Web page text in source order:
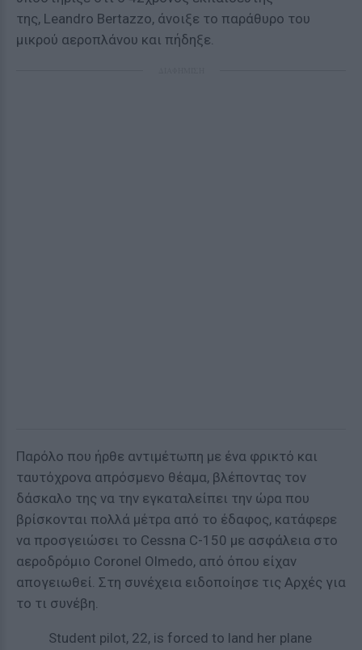
της, Leandro Bertazzo, άνοιξε το παράθυρο του
μικρού αεροπλάνου και πήδηξε.
Παρόλο που ήρθε αντιμέτωπη με ένα φρικτό και
ταυτόχρονα απρόσμενο θέαμα, βλέποντας τον
δάσκαλο της να την εγκαταλείπει την ώρα που
βρίσκονται πολλά μέτρα από το έδαφος, κατάφερε
να προσγειώσει το Cessna C-150 με ασφάλεια στο
αεροδρόμιο Coronel Olmedo, από όπου είχαν
απογειωθεί. Στη συνέχεια ειδοποίησε τις Αρχές για
το τι συνέβη.
Student pilot, 22, is forced to land her plane